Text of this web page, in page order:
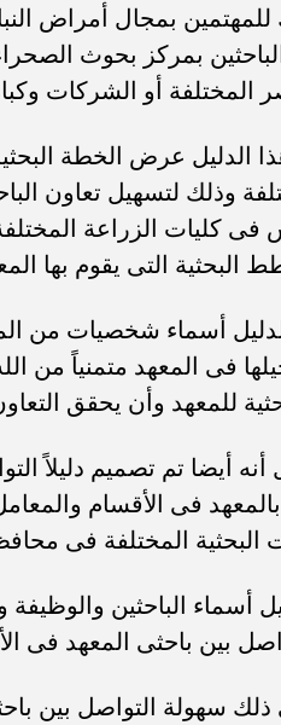
للمهتمين بمجال أمراض
بمركز بحوث
المختلفة أو الشركات
الدليل عرض الخطة
وذلك لتسهيل تعاون
فى كليات الزراعة
البحثية التى يقوم بها
أسماء شخصيات من
فى المعهد متمنياً من
للمعهد وأن يحقق
أيضا تم تصميم دليلاً
فى الأقسام
البحثية المختلفة فى
أسماء الباحثين
بين باحثى المعهد فى
ذلك سهولة التواصل بين